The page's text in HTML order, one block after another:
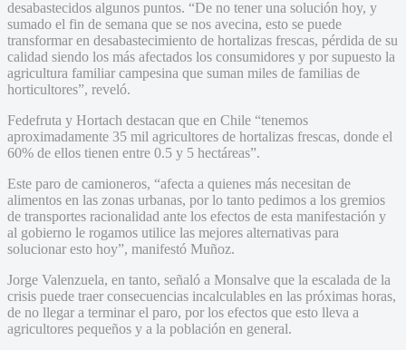
desabastecidos algunos puntos. “De no tener una solución hoy, y
sumado el fin de semana que se nos avecina, esto se puede
transformar en desabastecimiento de hortalizas frescas, pérdida de su
calidad siendo los más afectados los consumidores y por supuesto la
agricultura familiar campesina que suman miles de familias de
horticultores”, reveló.
Fedefruta y Hortach destacan que en Chile “tenemos
aproximadamente 35 mil agricultores de hortalizas frescas, donde el
60% de ellos tienen entre 0.5 y 5 hectáreas”.
Este paro de camioneros, “afecta a quienes más necesitan de
alimentos en las zonas urbanas, por lo tanto pedimos a los gremios
de transportes racionalidad ante los efectos de esta manifestación y
al gobierno le rogamos utilice las mejores alternativas para
solucionar esto hoy”, manifestó Muñoz.
Jorge Valenzuela, en tanto, señaló a Monsalve que la escalada de la
crisis puede traer consecuencias incalculables en las próximas horas,
de no llegar a terminar el paro, por los efectos que esto lleva a
agricultores pequeños y a la población en general.